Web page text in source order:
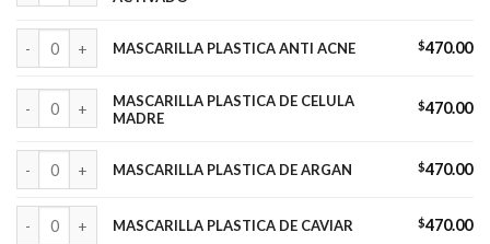
MASCARILLA PLASTICA ANTI ACNE $470.00
MASCARILLA PLASTICA DE CELULA MADRE cantidad
MASCARILLA PLASTICA DE CELULA
MADRE
$470.00
MASCARILLA PLASTICA DE ARGAN $470.00
MASCARILLA PLASTICA DE CAVIAR $470.00